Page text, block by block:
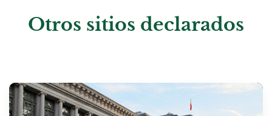
Otros sitios declarados